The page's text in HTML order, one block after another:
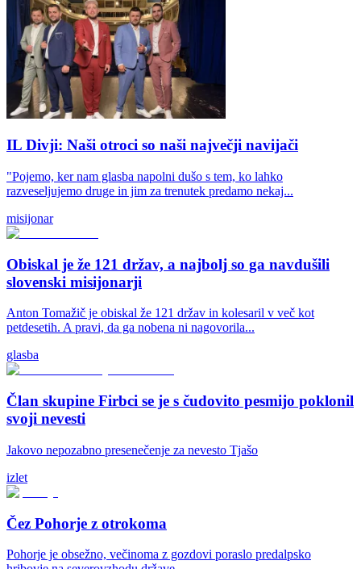
IL Divji: Naši otroci so naši največji navijači
"Pojemo, ker nam glasba napolni dušo s tem, ko lahko
razveseljujemo druge in jim za trenutek predamo nekaj...
misijonar
Obiskal je že 121 držav, a najbolj so ga navdušili
slovenski misijonarji
Anton Tomažič je obiskal že 121 držav in kolesaril v več kot
petdesetih. A pravi, da ga nobena ni nagovorila...
glasba
Član skupine Firbci se je s čudovito pesmijo poklonil
svoji nevesti
Jakovo nepozabno presenečenje za nevesto Tjašo
izlet
Čez Pohorje z otrokoma
Pohorje je obsežno, večinoma z gozdovi poraslo predalpsko